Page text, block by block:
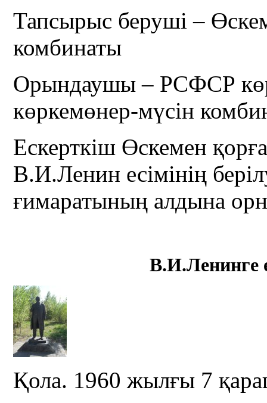
Тапсырыс беруші –
комбинаты
Орындаушы – РСФСР
көркемөнер-мүсін
Ескерткіш Өскемен
В.И.Ленин есімінің
ғимаратының алдына
В.И.Ленинге
Қола. 1960 жылғы 7